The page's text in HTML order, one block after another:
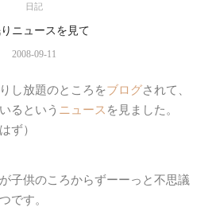
日記
ニュースを見て
2008-09-11
し放題のところをブログされて、
るという ニュース を見ました。
ず）
子供のころからずーーっと不思議
です。